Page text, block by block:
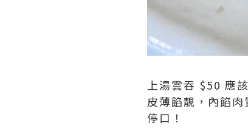
上湯雲吞 $50 應
皮薄餡靚，內餡
停口！